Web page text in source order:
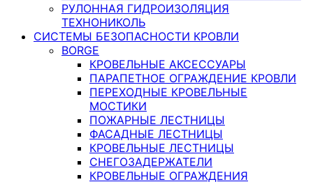
РУЛОННАЯ ГИДРОИЗОЛЯЦИЯ
ТЕХНОНИКОЛЬ
СИСТЕМЫ БЕЗОПАСНОСТИ КРОВЛИ
BORGE
КРОВЕЛЬНЫЕ АКСЕССУАРЫ
ПАРАПЕТНОЕ ОГРАЖДЕНИЕ КРОВЛИ
ПЕРЕХОДНЫЕ КРОВЕЛЬНЫЕ
МОСТИКИ
ПОЖАРНЫЕ ЛЕСТНИЦЫ
ФАСАДНЫЕ ЛЕСТНИЦЫ
КРОВЕЛЬНЫЕ ЛЕСТНИЦЫ
СНЕГОЗАДЕРЖАТЕЛИ
КРОВЕЛЬНЫЕ ОГРАЖДЕНИЯ